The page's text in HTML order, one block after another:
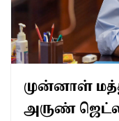
முன்னாள்
அருண்